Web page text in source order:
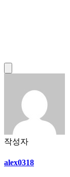
작성자
alex0318